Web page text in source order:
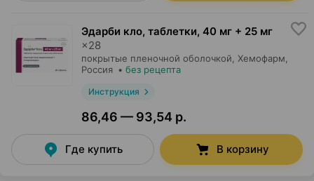
Эдарби кло, таблетки, 40 мг + 25 мг
×28
покрытые пленочной оболочкой, Хемофарм
Россия • без рецепта
Инструкция
86,46 — 93,54 р.
Где купить В корзину